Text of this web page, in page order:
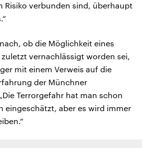
Risiko verbunden sind, überhaupt
ob die Möglichkeit eines
vernachlässigt worden sei,
mit einem Verweis auf die
der Münchner
Terrorgefahr hat man schon
eingeschätzt, aber es wird immer